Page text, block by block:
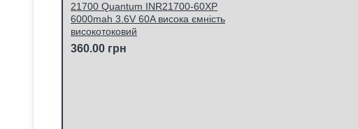
21700 Quantum INR21700-60XP
6000mah 3.6V 60A висока ємність
високотоковий
360.00 грн